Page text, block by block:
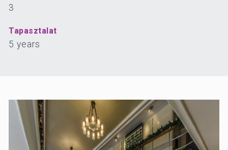
3
Tapasztalat
5 years